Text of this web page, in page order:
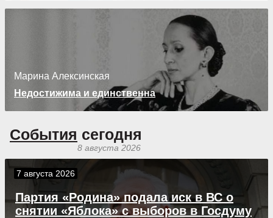
Марина Алексинская
Недостижима и единственна
События сегодня
8 августа 2026
7 августа 2026
Партия «Родина» подала иск в ВС о
снятии «Яблока» с выборов в Госдуму